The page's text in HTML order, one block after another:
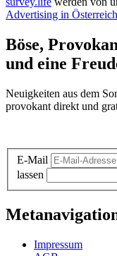
Advertising in Österreich
Böse,
und eine
Neuigkeiten aus dem
provokant direkt und
E-Mail
lassen
Impressum